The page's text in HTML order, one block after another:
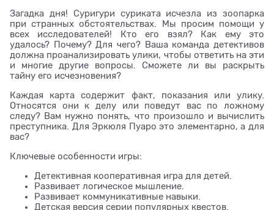
Загадка дня! Суригури суриката исчезла из зоопарка
при странных обстоятельствах. Мы просим помощи у
всех исследователей! Кто его взял? Как ему это
удалось? Почему? Для чего? Ваша команда детективов
должна проанализировать улики, чтобы ответить на эти
и многие другие вопросы. Сможете ли вы раскрыть
тайну его исчезновения?
Каждая карта содержит факт, показания или улику.
Относятся они к делу или поведут вас по ложному
следу? Вам нужно понять, что произошло и вычислить
преступника. Для Эркюля Пуаро это элементарно, а для
вас?
Ключевые особенности игры:
Детективная кооперативная игра для детей.
Развивает логическое мышление.
Развивает коммуникативные навыки.
Детская версия серии популярных квестов.